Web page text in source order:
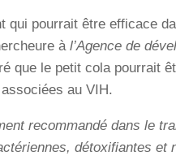
qui pourrait être efficace
à l’Agence de
que le petit cola pourrait
au VIH.
recommandé dans le
détoxifiantes et